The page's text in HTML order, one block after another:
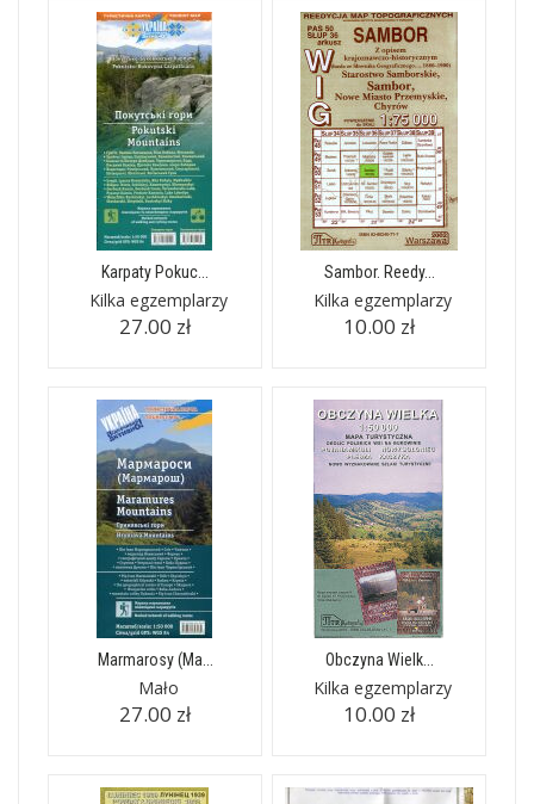
Karpaty Pokuc...
Kilka egzemplarzy
27.00 zł
Sambor. Reedy...
Kilka egzemplarzy
10.00 zł
Marmarosy (Ma...
Mało
27.00 zł
Obczyna Wielk...
Kilka egzemplarzy
10.00 zł